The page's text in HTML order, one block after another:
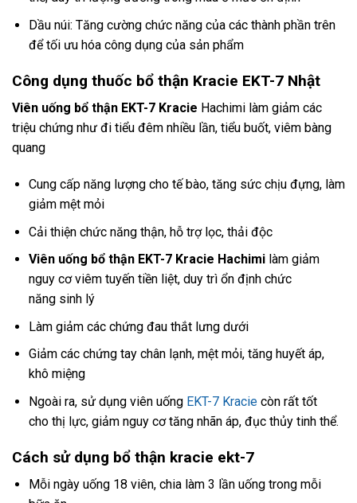
Dầu núi: Tăng cường chức năng của các thành phần trên
để tối ưu hóa công dụng của sản phẩm
Công dụng thuốc bổ thận Kracie EKT-7 Nhật
Viên uống bổ thận EKT-7 Kracie Hachimi làm giảm các
triệu chứng như đi tiểu đêm nhiều lần, tiểu buốt, viêm bàng
quang
Cung cấp năng lượng cho tế bào, tăng sức chịu đựng, làm
giảm mệt mỏi
Cải thiện chức năng thận, hỗ trợ lọc, thải độc
Viên uống bổ thận EKT-7 Kracie Hachimilàm giảm
nguy cơ viêm tuyến tiền liệt, duy trì ổn định chức
năng sinh lý
Làm giảm các chứng đau thắt lưng dưới
Giảm các chứng tay chân lạnh, mệt mỏi, tăng huyết áp,
khô miệng
Ngoài ra, sử dụng viên uống EKT-7 Kraciecòn rất tốt
cho thị lực, giảm nguy cơ tăng nhãn áp, đục thủy tinh thể.
Cách sử dụng bổ thận kracie ekt-7
Mỗi ngày uống 18 viên, chia làm 3 lần uống trong mỗi